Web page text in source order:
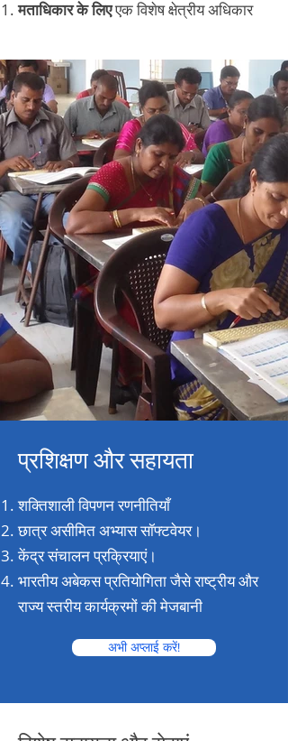
मताधिकार के लिएएक विशेष क्षेत्रीय अधिकार
प्रशिक्षण और सहायता
शक्तिशाली विपणन रणनीतियाँ
छात्र असीमित अभ्यास सॉफ्टवेयर।
केंद्र संचालन प्रक्रियाएं।
भारतीय अबेकस प्रतियोगिता जैसे राष्ट्रीय और
राज्य स्तरीय कार्यक्रमों की मेजबानी
अभी अप्लाई करें!